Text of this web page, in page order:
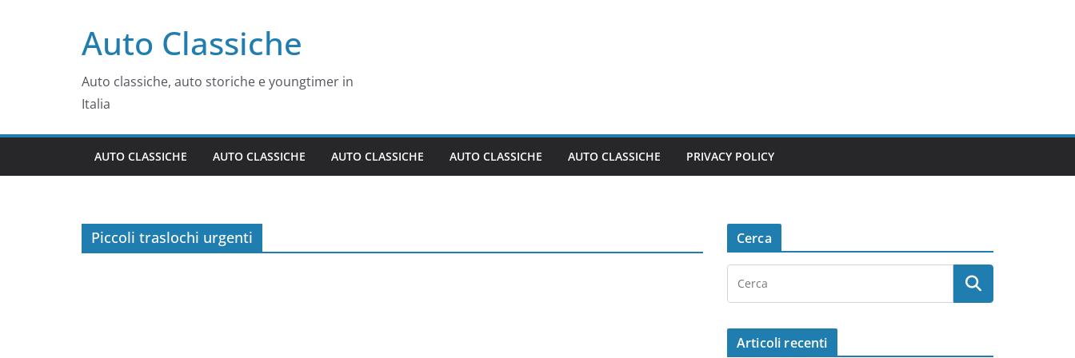
Auto Classiche
Auto classiche, auto storiche e youngtimer in
Italia
AUTO CLASSICHE AUTO CLASSICHE AUTO CLASSICHE AUTO CLASSICHE AUTO CLASSICHE PRIVACY POLICY
Piccoli traslochi urgenti Cerca
Articoli recenti